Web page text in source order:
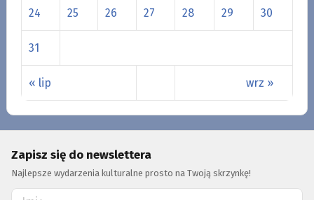
« lip wrz »
24 25 26 27 28 29 30
31
Zapisz się do newslettera
Najlepsze wydarzenia kulturalne prosto na Twoją skrzynkę!